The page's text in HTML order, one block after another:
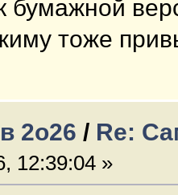
бумажной
тоже
2о26 / Re:
12:39:04 »